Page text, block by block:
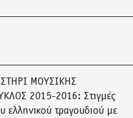
ΜΟΥΣΙΚΗΣ
2015-2016: Στιγμές
ελληνικού τραγουδιού με